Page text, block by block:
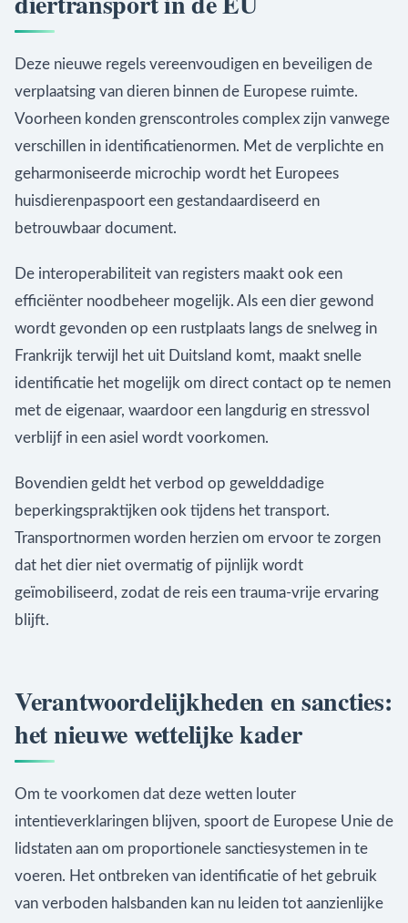
Deze nieuwe regels vereenvoudigen en beveiligen de
verplaatsing van dieren binnen de Europese ruimte.
Voorheen konden grenscontroles complex zijn vanwege
verschillen in identificatienormen. Met de verplichte en
geharmoniseerde microchip wordt het Europees
huisdierenpaspoort een gestandaardiseerd en
betrouwbaar document.
De interoperabiliteit van registers maakt ook een
efficiënter noodbeheer mogelijk. Als een dier gewond
wordt gevonden op een rustplaats langs de snelweg in
Frankrijk terwijl het uit Duitsland komt, maakt snelle
identificatie het mogelijk om direct contact op te nemen
met de eigenaar, waardoor een langdurig en stressvol
verblijf in een asiel wordt voorkomen.
Bovendien geldt het verbod op gewelddadige
beperkingspraktijken ook tijdens het transport.
Transportnormen worden herzien om ervoor te zorgen
dat het dier niet overmatig of pijnlijk wordt
geïmobiliseerd, zodat de reis een trauma-vrije ervaring
blijft.
Verantwoordelijkheden en sancties:
het nieuwe wettelijke kader
Om te voorkomen dat deze wetten louter
intentieverklaringen blijven, spoort de Europese Unie de
lidstaten aan om proportionele sanctiesystemen in te
voeren. Het ontbreken van identificatie of het gebruik
van verboden halsbanden kan nu leiden tot aanzienlijke